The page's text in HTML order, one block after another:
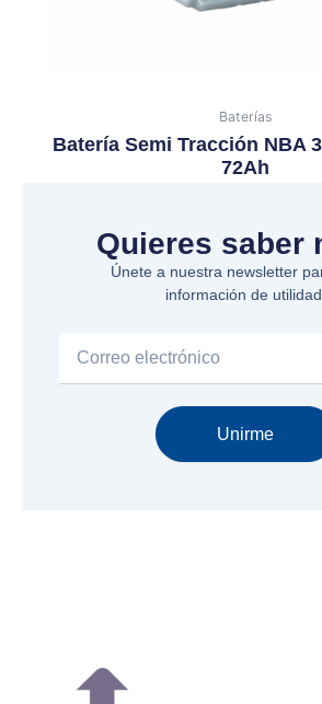
Baterías
Batería Semi Tracción NBA
72Ah
Quieres saber
Únete a nuestra newsletter
información de utilidad.
Unirme